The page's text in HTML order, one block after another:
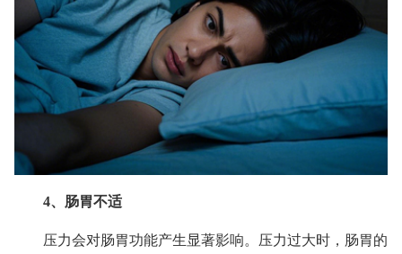
4、肠胃不适
压力会对肠胃功能产生显著影响。压力过大时，肠胃的